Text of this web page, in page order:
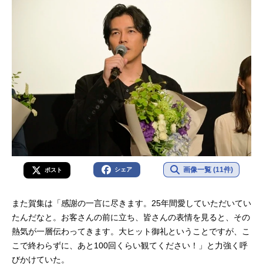
ポスト シェア 画像一覧 (11件)
また賀集は「感謝の一言に尽きます。25年間愛していただいてい
たんだなと。お客さんの前に立ち、皆さんの表情を見ると、その
熱気が一層伝わってきます。大ヒット御礼ということですが、こ
こで終わらずに、あと100回くらい観てください！」と力強く呼
びかけていた。